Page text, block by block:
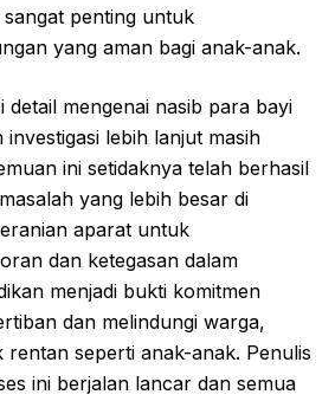
penting untuk
yang aman bagi anak-anak.
detail mengenai nasib para bayi
lebih lanjut masih
ini setidaknya telah berhasil
yang lebih besar di
aparat untuk
dan ketegasan dalam
menjadi bukti komitmen
dan melindungi warga,
seperti anak-anak. Penulis
ini berjalan lancar dan semua